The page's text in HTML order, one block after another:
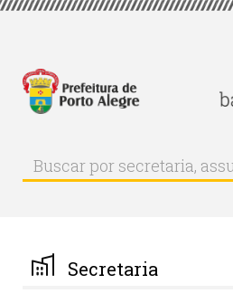
Pular
principal
Buscar
Buscar
por
palavra-
chave
Secretaria